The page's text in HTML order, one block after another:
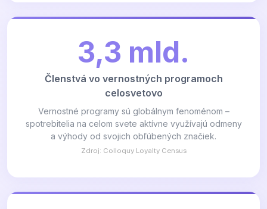
3,3 mld.
Členstvá vo vernostných programoch
celosvetovo
Vernostné programy sú globálnym fenoménom –
spotrebitelia na celom svete aktívne využívajú odmeny
a výhody od svojich obľúbených značiek.
Zdroj: Colloquy Loyalty Census